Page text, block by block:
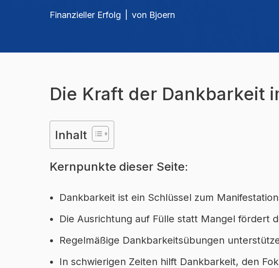
Finanzieller Erfolg von Bjoern
Die Kraft der Dankbarkeit
Inhalt
Kernpunkte dieser Seite:
Dankbarkeit ist ein Schlüssel zum
Die Ausrichtung auf Fülle statt Mangel fördert
Regelmäßige Dankbarkeitsübungen
In schwierigen Zeiten hilft Dankbarkeit, den